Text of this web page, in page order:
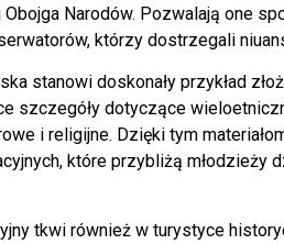
Narodów. Pozwalają one
którzy dostrzegali
stanowi doskonały przykład
szczegóły dotyczące
i religijne. Dzięki tym
które przybliżą młodzieży
tkwi również w turystyce